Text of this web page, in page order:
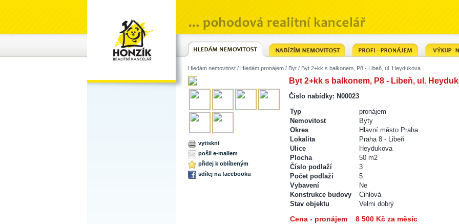
Hledám nemovitost/ Hledám pronájem/ Byt/ Byt 2+kk s balkonem, P8 - Libeň, ul. Heydukova
vytiskni
pošli e-mailem
přidej k oblíbeným
sdílej na facebooku
Byt 2+kk s balkonem, P8 - Libeň, ul.
Číslo nabídky: N00023
Typ
pronájem
Nemovitost
Byty
Okres
Hlavní město Praha
Lokalita
Praha 8 - Libeň
Ulice
Heydukova
Plocha
50 m2
Číslo podlaží
3
Počet podlaží
5
Vybavení
Ne
Konstrukce budovy
Cihlová
Stav objektu
Velmi dobrý
Cena - pronájem 8 500 Kč za měsíc